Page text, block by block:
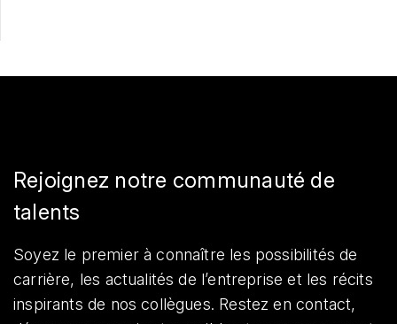
Rejoignez notre communauté de
talents
Soyez le premier à connaître les possibilités de
carrière, les actualités de l’entreprise et les récits
inspirants de nos collègues. Restez en contact,